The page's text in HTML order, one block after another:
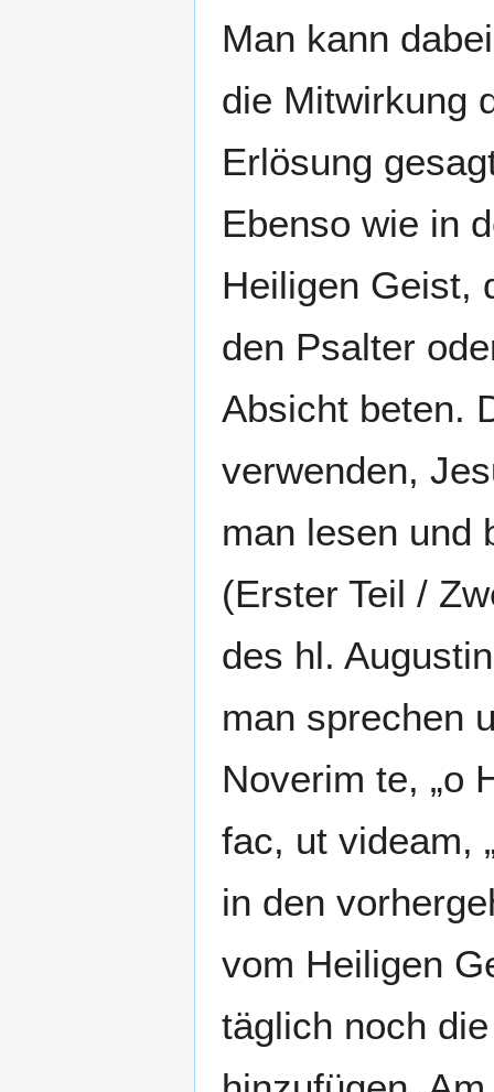
Man kann
die Mitwirkung
Erlösung
Ebenso wie in
Heiligen Geist,
den Psalter
Absicht beten.
verwenden,
man lesen und
(Erster Teil /
des hl.
man sprechen
Noverim te, „o
fac, ut videam,
in den
vom Heiligen
täglich noch